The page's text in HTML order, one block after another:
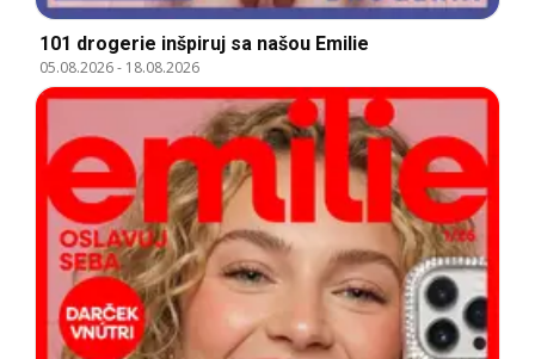
101 drogerie inšpiruj sa našou Emilie
05.08.2026- 18.08.2026